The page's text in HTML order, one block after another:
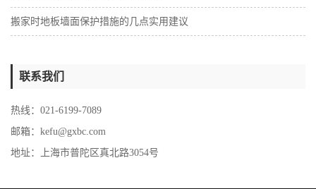
搬家时地板墙面保护措施的几点实用建议
联系我们
热线：021-6199-7089
邮箱：kefu@gxbc.com
地址：上海市普陀区真北路3054号